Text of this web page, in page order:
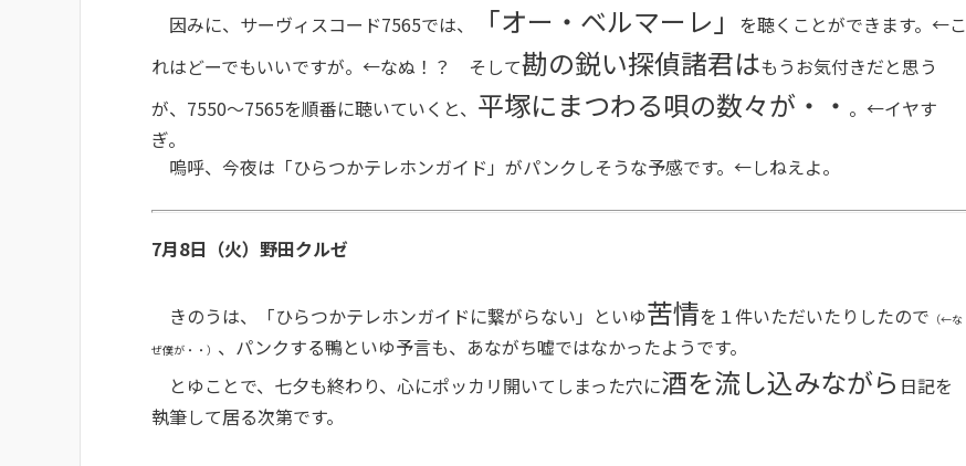
因みに、サーヴィスコード7565では、
「オー・ベルマーレ」
を聴くことができます。←こ
れはどーでもいいですが。←なぬ！？ そして勘の鋭い探偵諸君はもうお気付きだと思う
が、7550〜7565を順番に聴いていくと、 平塚にまつわる唄の数々が・・ 。←イヤす
ぎ。
嗚呼、今夜は「ひらつかテレホンガイド」がパンクしそうな予感です。←しねえよ。
7月8日（火）野田クルゼ
きのうは、「ひらつかテレホンガイドに繋がらない」といゆ苦情を１件いただいたりしたので （←な
ぜ僕が・・） 、パンクする鴨といゆ予言も、あながち嘘ではなかったようです。
とゆことで、七夕も終わり、心にポッカリ開いてしまった穴に酒を流し込みながら 日記を
執筆して居る次第です。